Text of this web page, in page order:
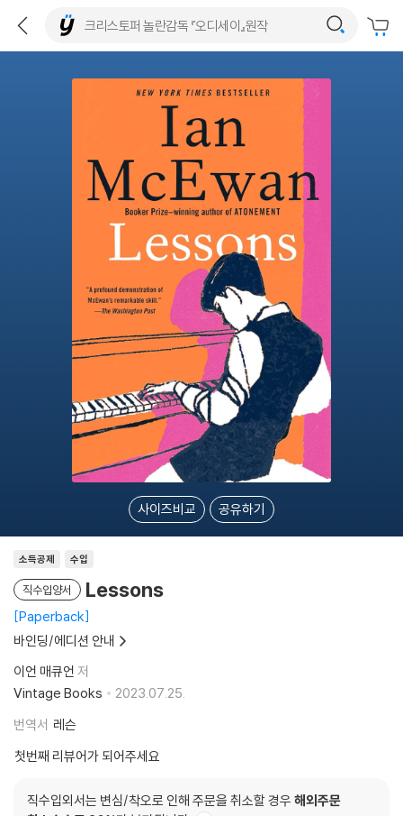
사이즈비교 공유하기
소득공제 수입
직수입양서 Lessons
Paperback
바인딩/에디션 안내
이언 매큐언 저
Vintage Books
2023.07.25.
번역서 레슨
첫번째 리뷰어가 되어주세요
직수입외서는 변심/착오로 인해 주문을 취소할 경우 해외주문